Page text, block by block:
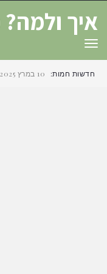
איך
תפריט
חדשות חמות: 10 במרץ 2025